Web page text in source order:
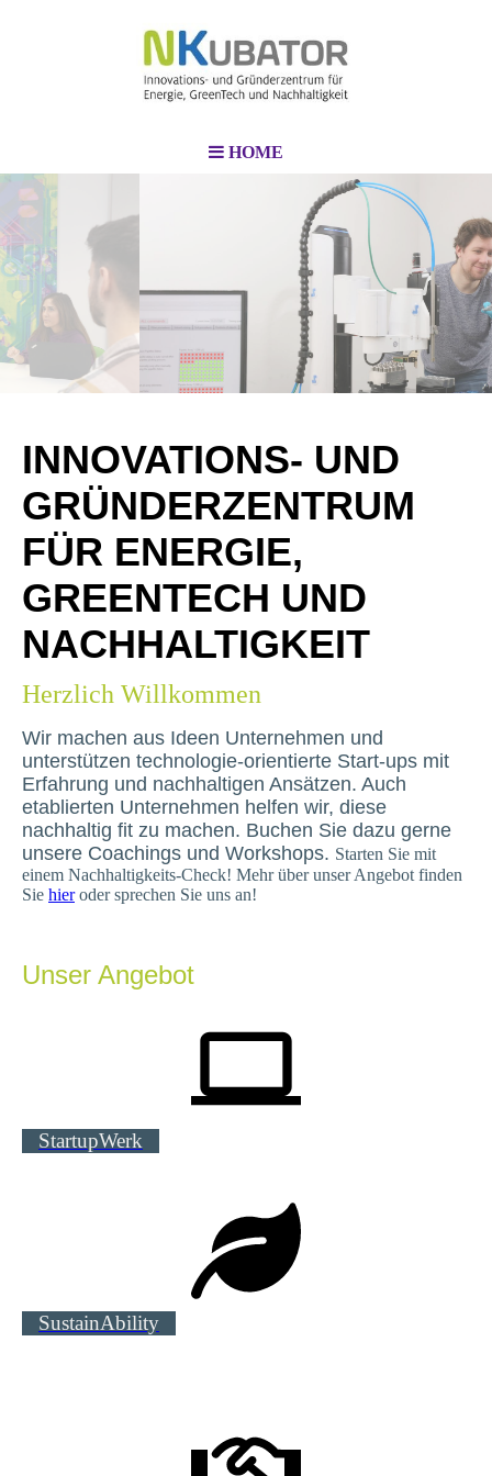
HOME
INNOVATIONS- UND
GRÜNDERZENTRUM
FÜR ENERGIE,
GREENTECH UND
NACHHALTIGKEIT
Herzlich Willkommen
Wir machen aus Ideen Unternehmen und
unterstützen techno logie-orientierte Start-ups mit
Erfahrung und nachhaltigen Ansätzen. Auch
etablierten Unternehmen helfen wir, diese
nachhaltig fit zu machen. Buchen Sie dazu gerne
unsere Coachings und Workshops. Starten Sie mit
einem Nachhaltigkeits-Check! Mehr über unser Angebot finden
Sie hieroder sprechen Sie uns an!
Unser Angebot
StartupWerk
SustainAbility